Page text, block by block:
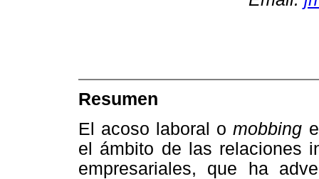
Resumen
El acoso laboral omobbing
el ámbito de las relaciones
empresariales, que ha